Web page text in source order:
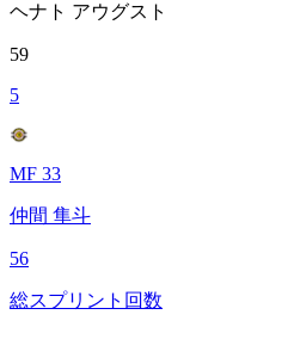
ヘナト アウグスト
59
5
MF 33
仲間 隼斗
56
総スプリント回数